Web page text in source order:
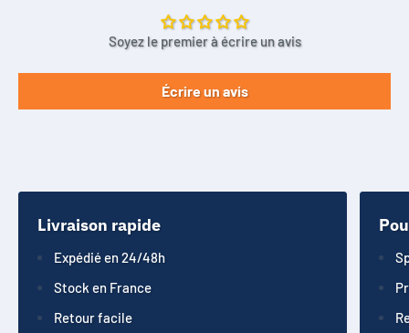
Soyez le premier à écrire un avis
Écrire un avis
Livraison rapide
Expédié en 24/48h
Stock en France
Retour facile